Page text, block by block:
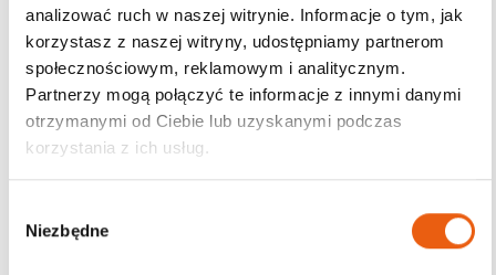
analizować ruch w naszej witrynie. Informacje o tym, jak
korzystasz z naszej witryny, udostępniamy partnerom
społecznościowym, reklamowym i analitycznym.
Partnerzy mogą połączyć te informacje z innymi danymi
otrzymanymi od Ciebie lub uzyskanymi podczas
korzystania z ich usług.
Niezbędne
Darmowa dostawa
od 200zł